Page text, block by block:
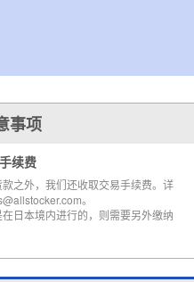
事项
续费
之外，我们还收取交易手续费。详
。
日本境内进行的，则需要另外缴纳